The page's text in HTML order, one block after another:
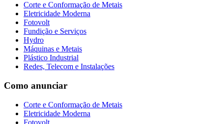
Corte e Conformação de Metais
Eletricidade Moderna
Fotovolt
Fundição e Serviços
Hydro
Máquinas e Metais
Plástico Industrial
Redes, Telecom e Instalações
Como anunciar
Corte e Conformação de Metais
Eletricidade Moderna
Fotovolt